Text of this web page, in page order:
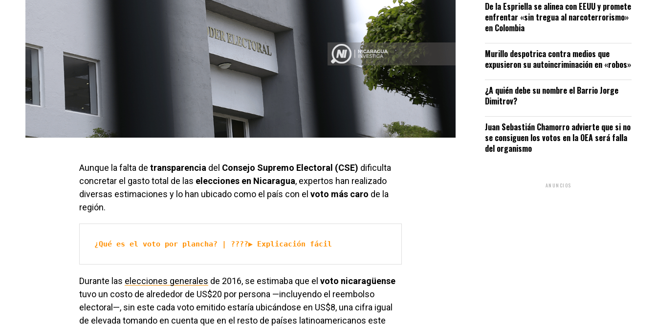
Aunque la falta de transparencia del Consejo Supremo Electoral (CSE) dificulta
concretar el gasto total de las elecciones en Nicaragua, expertos han realizado
diversas estimaciones y lo han ubicado como el país con el voto más caro de la
región.
¿Qué es el voto por plancha? | ????▶ Explicación fácil
Durante las elecciones generales de 2016, se estimaba que el voto nicaragüense
tuvo un costo de alrededor de US$20 por persona —incluyendo el reembolso
electoral—, sin este cada voto emitido estaría ubicándose en US$8, una cifra igual
de elevada tomando en cuenta que en el resto de países latinoamericanos este
De la Espriella se alinea con EEUU y promete
enfrentar «sin tregua al narcoterrorismo»
en Colombia
Murillo despotrica contra medios que
expusieron su autoincriminación en «robos»
¿A quién debe su nombre el Barrio Jorge
Dimitrov?
Juan Sebastián Chamorro advierte que si no
se consiguen los votos en la OEA será falla
del organismo
ANUNCIOS